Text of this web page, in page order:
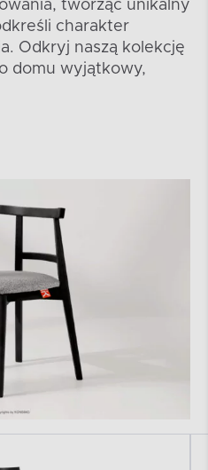
tworząc unikalny
charakter
Odkryj naszą kolekcję
domu wyjątkowy,